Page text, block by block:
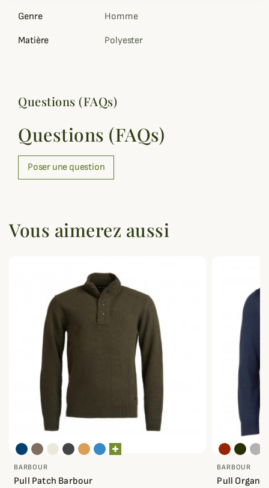
Genre Homme
Matière Polyester
Questions (FAQs)
Questions (FAQs)
Poser une question
Vous aimerez aussi
BARBOUR
Pull Patch Barbour
BARBOUR
Pull